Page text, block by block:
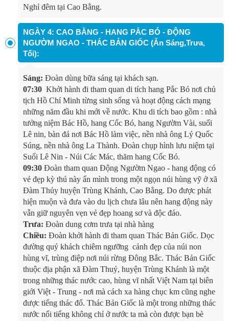
Nghỉ đêm tại Cao Bằng.
NGÀY 4: CAO BẰNG - HANG PẮC BÓ - ĐỘNG
NGƯỜM NGAO - THÁC BẢN GIỐC (Ăn Sáng,Trưa,
Tối):
Sáng: Đoàn dùng bữa sáng tại khách sạn.
07:30 Khởi hành đi tham quan di tích hang Pắc Bó nơi chủ
tịch Hồ Chí Minh từng sinh sống và hoạt động cách mạng
những năm đầu khi mới về nước. Khu di tích bao gồm : nhà
tưởng niệm Bác Hồ, hang Cốc Bó, hang Ngườm Vài, suối
Lê nin, bàn đá nơi Bác Hồ làm việc, nền nhà ông Lý Quốc
Súng, nền nhà ông La Thành. Đoàn chụp hình lưu niệm tại
Suối Lê Nin - Núi Các Mác, thăm hang Cốc Bó.
09:30 Đoàn tham quan Động Ngườm Ngao - hang động có
vẻ đẹp kỳ thú này ẩn mình trong một ngọn núi hùng vỹ ở xã
Đàm Thủy huyện Trùng Khánh, Cao Bằng. Do được phát
hiện muộn và đưa vào du lịch chưa lâu nên hang động này
vẫn giữ nguyên vẹn vẻ đẹp hoang sơ và độc đáo.
Trưa: Đoàn dung cơm trưa tại nhà hàng
Chiều: Đoàn khởi hành đi tham quan Thác Bản Giốc. Dọc
đường quý khách chiêm ngưỡng cảnh đẹp của núi non
hùng vĩ, trùng điệp nơi núi rừng Đông Bắc. Thác Bản Giốc
thuộc địa phận xã Đàm Thuỷ, huyện Trùng Khánh là một
trong những thác nước cao, hùng vĩ nhất Việt Nam tại biên
giới Việt - Trung - nơi mà cách xa hàng chục km cũng nghe
được tiếng thác đổ. Thác Bản Giốc là một trong những thác
nước nổi tiếng không chỉ ở nước ta mà còn được bạn bè